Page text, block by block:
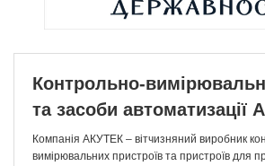
Контрольно-
та засоби автоматизації
Компанія АКУТЕК – вітчизняний виробник
вимірювальних пристроїв та пристроїв для